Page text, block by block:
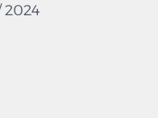
2024